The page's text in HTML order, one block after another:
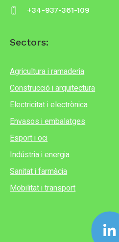
+34-937-361-109
Sectors:
Agricultura i ramaderia
Construcció i arquitectura
Electricitat i electrònica
Envasos i embalatges
Esport i oci
Indústria i energia
Sanitat i farmàcia
Mobilitat i transport